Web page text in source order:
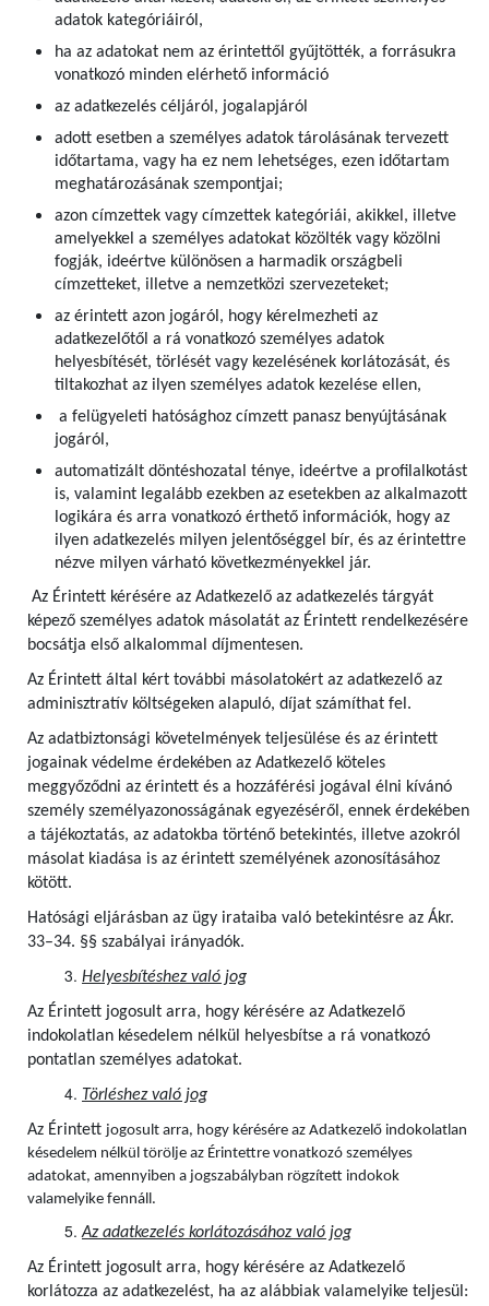
adatok kategóriáiról,
ha az adatokat nem az érintettől gyűjtötték, a forrásukra
vonatkozó minden elérhető információ
az adatkezelés céljáról, jogalapjáról
adott esetben a személyes adatok tárolásának tervezett
időtartama, vagy ha ez nem lehetséges, ezen időtartam
meghatározásának szempontjai;
azon címzettek vagy címzettek kategóriái, akikkel, illetve
amelyekkel a személyes adatokat közölték vagy közölni
fogják, ideértve különösen a harmadik országbeli
címzetteket, illetve a nemzetközi szervezeteket;
az érintett azon jogáról, hogy kérelmezheti az
adatkezelőtől a rá vonatkozó személyes adatok
helyesbítését, törlését vagy kezelésének korlátozását, és
tiltakozhat az ilyen személyes adatok kezelése ellen,
a felügyeleti hatósághoz címzett panasz benyújtásának
jogáról,
automatizált döntéshozatal ténye, ideértve a profilalkotást
is, valamint legalább ezekben az esetekben az alkalmazott
logikára és arra vonatkozó érthető információk, hogy az
ilyen adatkezelés milyen jelentőséggel bír, és az érintettre
nézve milyen várható következményekkel jár.
Az Érintett kérésére az Adatkezelő az adatkezelés tárgyát
képező személyes adatok másolatát az Érintett rendelkezésére
bocsátja első alkalommal díjmentesen.
Az Érintett által kért további másolatokért az adatkezelő az
adminisztratív költségeken alapuló, díjat számíthat fel.
Az adatbiztonsági követelmények teljesülése és az érintett
jogainak védelme érdekében az Adatkezelő köteles
meggyőződni az érintett és a hozzáférési jogával élni kívánó
személy személyazonosságának egyezéséről, ennek érdekében
a tájékoztatás, az adatokba történő betekintés, illetve azokról
másolat kiadása is az érintett személyének azonosításához
kötött.
Hatósági eljárásban az ügy irataiba való betekintésre az Ákr.
33–34. §§ szabályai irányadók.
Helyesbítéshez való jog
Az Érintett jogosult arra, hogy kérésére az Adatkezelő
indokolatlan késedelem nélkül helyesbítse a rá vonatkozó
pontatlan személyes adatokat.
Törléshez való jog
Az Érintett jogosult arra, hogy kérésére az Adatkezelő indokolatlan
késedelem nélkül törölje az Érintettre vonatkozó személyes
adatokat, amennyiben a jogszabályban rögzített indokok
valamelyike fennáll.
Az adatkezelés korlátozásához való jog
Az Érintett jogosult arra, hogy kérésére az Adatkezelő
korlátozza az adatkezelést, ha az alábbiak valamelyike teljesül: